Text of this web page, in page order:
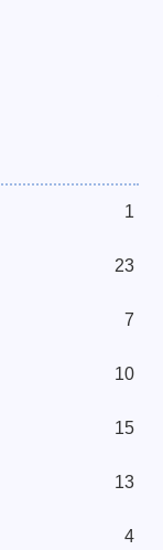
1
23
7
10
15
13
4